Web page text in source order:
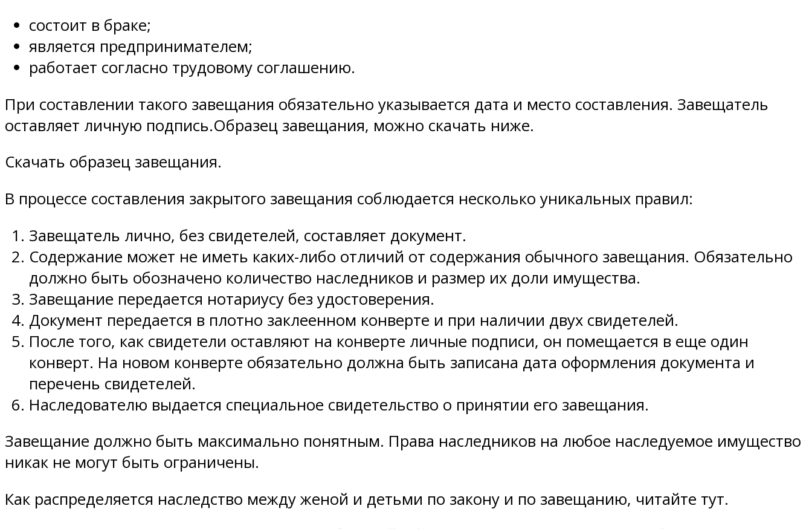
состоит в браке;
является предпринимателем;
работает согласно трудовому соглашению.
При составлении такого завещания обязательно указывается дата и место составления. Завещатель
оставляет личную подпись.Образец завещания, можно скачать ниже.
Скачать образец завещания.
В процессе составления закрытого завещания соблюдается несколько уникальных правил:
Завещатель лично, без свидетелей, составляет документ.
Содержание может не иметь каких-либо отличий от содержания обычного завещания. Обязательно
должно быть обозначено количество наследников и размер их доли имущества.
Завещание передается нотариусу без удостоверения.
Документ передается в плотно заклеенном конверте и при наличии двух свидетелей.
После того, как свидетели оставляют на конверте личные подписи, он помещается в еще один
конверт. На новом конверте обязательно должна быть записана дата оформления документа и
перечень свидетелей.
Наследователю выдается специальное свидетельство о принятии его завещания.
Завещание должно быть максимально понятным. Права наследников на любое наследуемое имущество
никак не могут быть ограничены.
Как распределяется наследство между женой и детьми по закону и по завещанию, читайте тут.